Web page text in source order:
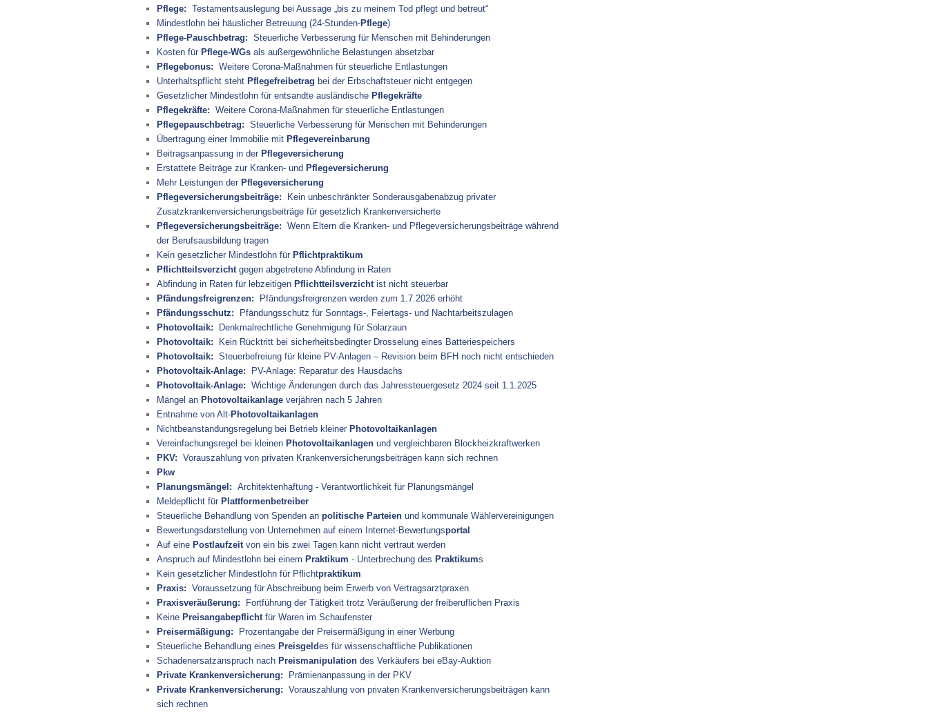
Pflege: Testamentsauslegung bei Aussage „bis zu meinem Tod pflegt und betreut“
Mindestlohn bei häuslicher Betreuung (24-Stunden-Pflege)
Pflege-Pauschbetrag: Steuerliche Verbesserung für Menschen mit Behinderungen
Kosten für Pflege-WGs als außergewöhnliche Belastungen absetzbar
Pflegebonus: Weitere Corona-Maßnahmen für steuerliche Entlastungen
Unterhaltspflicht steht Pflegefreibetrag bei der Erbschaftsteuer nicht entgegen
Gesetzlicher Mindestlohn für entsandte ausländische Pflegekräfte
Pflegekräfte: Weitere Corona-Maßnahmen für steuerliche Entlastungen
Pflegepauschbetrag: Steuerliche Verbesserung für Menschen mit Behinderungen
Übertragung einer Immobilie mit Pflegevereinbarung
Beitragsanpassung in der Pflegeversicherung
Erstattete Beiträge zur Kranken- und Pflegeversicherung
Mehr Leistungen der Pflegeversicherung
Pflegeversicherungsbeiträge: Kein unbeschränkter Sonderausgabenabzug privater
Zusatzkrankenversicherungsbeiträge für gesetzlich Krankenversicherte
Pflegeversicherungsbeiträge: Wenn Eltern die Kranken- und Pflegeversicherungsbeiträge während
der Berufsausbildung tragen
Kein gesetzlicher Mindestlohn für Pflichtpraktikum
Pflichtteilsverzicht gegen abgetretene Abfindung in Raten
Abfindung in Raten für lebzeitigen Pflichtteilsverzicht ist nicht steuerbar
Pfändungsfreigrenzen: Pfändungsfreigrenzen werden zum 1.7.2026 erhöht
Pfändungsschutz: Pfändungsschutz für Sonntags-, Feiertags- und Nachtarbeitszulagen
Photovoltaik: Denkmalrechtliche Genehmigung für Solarzaun
Photovoltaik: Kein Rücktritt bei sicherheitsbedingter Drosselung eines Batteriespeichers
Photovoltaik: Steuerbefreiung für kleine PV-Anlagen – Revision beim BFH noch nicht entschieden
Photovoltaik-Anlage: PV-Anlage: Reparatur des Hausdachs
Photovoltaik-Anlage: Wichtige Änderungen durch das Jahressteuergesetz 2024 seit 1.1.2025
Mängel an Photovoltaikanlage verjähren nach 5 Jahren
Entnahme von Alt-Photovoltaikanlagen
Nichtbeanstandungsregelung bei Betrieb kleiner Photovoltaikanlagen
Vereinfachungsregel bei kleinen Photovoltaikanlagen und vergleichbaren Blockheizkraftwerken
PKV: Vorauszahlung von privaten Krankenversicherungsbeiträgen kann sich rechnen
Pkw
Planungsmängel: Architektenhaftung - Verantwortlichkeit für Planungsmängel
Meldepflicht für Plattformenbetreiber
Steuerliche Behandlung von Spenden an politische Parteien und kommunale Wählervereinigungen
Bewertungsdarstellung von Unternehmen auf einem Internet-Bewertungsportal
Auf eine Postlaufzeit von ein bis zwei Tagen kann nicht vertraut werden
Anspruch auf Mindestlohn bei einem Praktikum - Unterbrechung des Praktikums
Kein gesetzlicher Mindestlohn für Pflichtpraktikum
Praxis: Voraussetzung für Abschreibung beim Erwerb von Vertragsarztpraxen
Praxisveräußerung: Fortführung der Tätigkeit trotz Veräußerung der freiberuflichen Praxis
Keine Preisangabepflicht für Waren im Schaufenster
Preisermäßigung: Prozentangabe der Preisermäßigung in einer Werbung
Steuerliche Behandlung eines Preisgeldes für wissenschaftliche Publikationen
Schadenersatzanspruch nach Preismanipulation des Verkäufers bei eBay-Auktion
Private Krankenversicherung: Prämienanpassung in der PKV
Private Krankenversicherung: Vorauszahlung von privaten Krankenversicherungsbeiträgen kann
sich rechnen